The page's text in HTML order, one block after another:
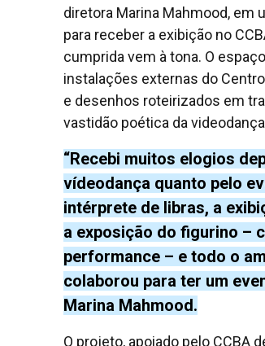
diretora Marina Mahmood,
para receber a exibição no
cumprida vem à tona. O
instalações externas do
e desenhos roteirizados em
vastidão poética da videodança
“Recebi muitos elogios
vídeodança quanto pelo
intérprete de libras, a
a exposição do figurino –
performance – e todo o
colaborou para ter um
Marina Mahmood.
O projeto, apoiado pelo CCBA